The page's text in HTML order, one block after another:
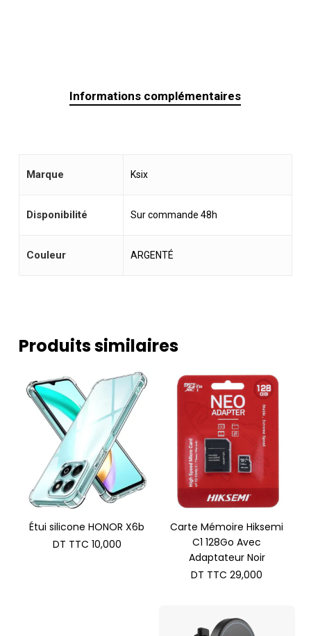
Informations complémentaires
Marque Ksix
Disponibilité Sur commande 48h
Couleur ARGENTÉ
Produits similaires
Étui silicone HONOR X6b
DT TTC 10,000
Carte Mémoire Hiksemi
C1 128Go Avec
Adaptateur Noir
DT TTC 29,000